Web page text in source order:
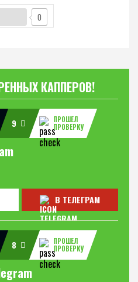
0
КАППЕРОВ!
9
ПРОШЕЛ
ПРОВЕРКУ
В ТЕЛЕГРАМ
8
ПРОШЕЛ
ПРОВЕРКУ